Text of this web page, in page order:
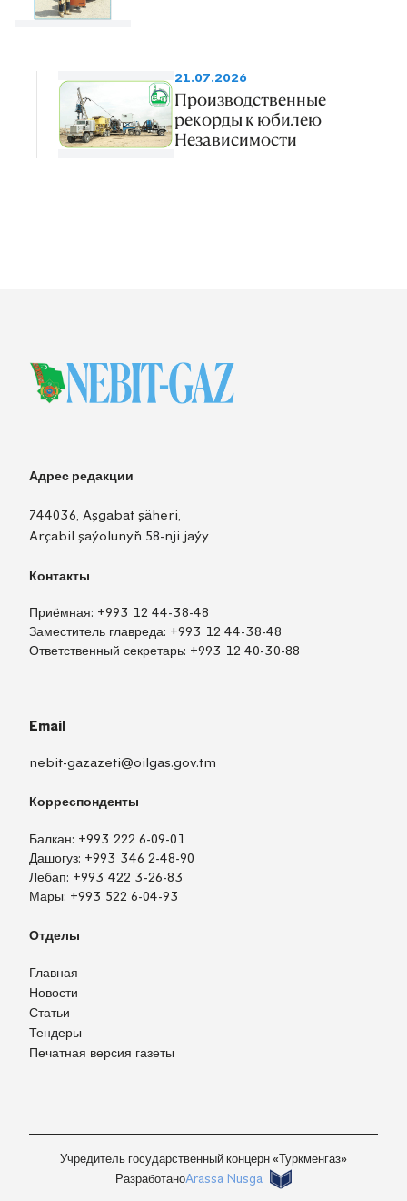
21.07.2026
Производственные
рекорды к юбилею
Независимости
Адрес редакции
744036, Aşgabat şäheri,
Arçabil şaýolunyň 58-nji jaýy
Контакты
Приёмная: +993 12 44-38-48
Заместитель главреда: +993 12 44-38-48
Ответственный секретарь: +993 12 40-30-88
Email
nebit-gazazeti@oilgas.gov.tm
Корреспонденты
Балкан: +993 222 6-09-01
Дашогуз: +993 346 2-48-90
Лебап: +993 422 3-26-83
Мары: +993 522 6-04-93
Отделы
Главная
Новости
Статьи
Тендеры
Печатная версия газеты
Учредитель государственный концерн «Туркменгаз»
РазработаноArassa Nusga